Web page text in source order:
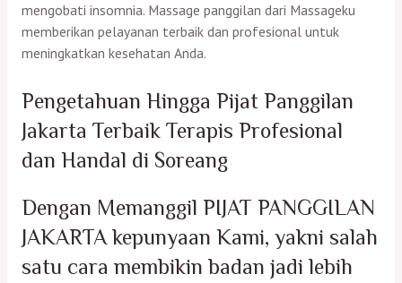
mengobati insomnia. Massage panggilan dari Massageku
memberikan pelayanan terbaik dan profesional untuk
meningkatkan kesehatan Anda.
Pengetahuan Hingga Pijat Panggilan
Jakarta Terbaik Terapis Profesional
dan Handal di Soreang
Dengan Memanggil PIJAT PANGGILAN
JAKARTA kepunyaan Kami, yakni salah
satu cara membikin badan jadi lebih